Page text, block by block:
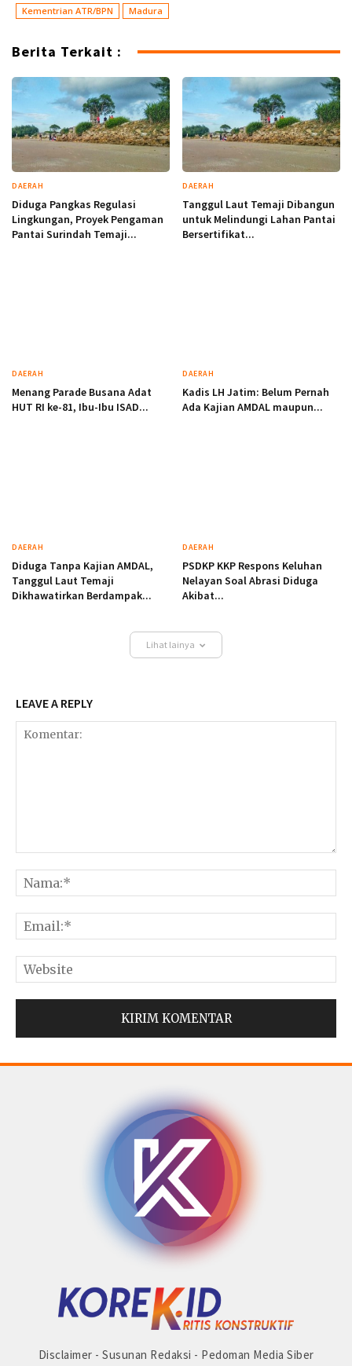
Kementrian ATR/BPN
Madura
Berita Terkait :
DAERAH
Diduga Pangkas Regulasi
Lingkungan, Proyek Pengaman
Pantai Surindah Temaji...
DAERAH
Tanggul Laut Temaji Dibangun
untuk Melindungi Lahan Pantai
Bersertifikat...
DAERAH
Menang Parade Busana Adat
HUT RI ke-81, Ibu-Ibu ISAD...
DAERAH
Kadis LH Jatim: Belum Pernah
Ada Kajian AMDAL maupun...
DAERAH
Diduga Tanpa Kajian AMDAL,
Tanggul Laut Temaji
Dikhawatirkan Berdampak...
DAERAH
PSDKP KKP Respons Keluhan
Nelayan Soal Abrasi Diduga
Akibat...
Lihat lainya
LEAVE A REPLY
Disclaimer - Susunan Redaksi - Pedoman Media Siber